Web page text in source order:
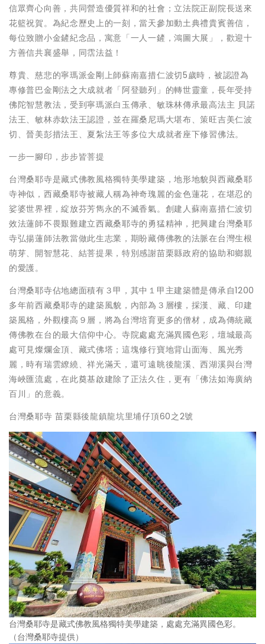
信眾齊心向善，共同營造優質祥和的社會；立法院正副院長送來
花籃祝賀。為紀念歷史上的一刻，當天參加動土典禮貴賓善信，
每位致贈小金鏟紀念品，寓意「一人一鏟，鴻圖大展」，歡迎十
方善信共襄盛舉，同霑法益！
尊貴、慈悲的寧瑪派金剛上師蘇南嘉措仁波切5歲時，被認證為
專修普巴金剛法之大成就者「阿登聽列」的轉世靈童，長年受持
佛陀智慧教法，受到寧瑪派白玉傳承、敏珠林傳承最高法主 貝諾
法王、敏林赤欽法王認證，並在羅桑尼瑪大堪布、策旺吉美仁波
切、晉美彭措法王、夏紮法王等多位大成就者座下修習佛法。
一步一腳印，步步皆菩提
台灣桑耶寺是藏式佛教風格獨特美學建築，地形地貌與西藏桑耶
寺神似，西藏桑耶寺被藏人稱為神奇瑰麗的金色蓮花，在堪忍的
娑婆世界裡，綻放芬芳雋永的不滅香氣。創建人蘇南嘉措仁波切
效法蓮師不畏艱難建立西藏桑耶寺的勇猛精神，把興建台灣桑耶
寺弘揚蓮師法教當做此生志業，期盼藏傳佛教的法脈在台灣生根
萌芽、開智慧花、結菩提果，特別感謝苗栗縣政府的協助和鄉親
的愛護。
台灣桑耶寺佔地總面積有３甲，其中１甲主建築體是傳承自1200
多年前西藏桑耶寺的建築風貌，內部為３層樓，採漢、藏、印建
築風格，外觀樓高９層，將為台灣培育更多的僧材，成為傳統藏
傳佛教在台的最大信仰中心。寺院處處充滿異國色彩，壇城最高
處可見燦爛金頂、藏式佛塔；這塊修行寶地背山面海、風光秀
麗，時有瑞雲繚繞、祥光滿天，還可遠眺後龍溪、西湖溪與台灣
海峽匯流處，在此奠基啟建除了正法久住，更有「佛法如海廣納
百川」的意義。
台灣桑耶寺 苗栗縣後龍鎮龍坑里埔仔頂60之2號
台灣桑耶寺是藏式佛教風格獨特美學建築，處處充滿異國色彩。
（台灣桑耶寺提供）